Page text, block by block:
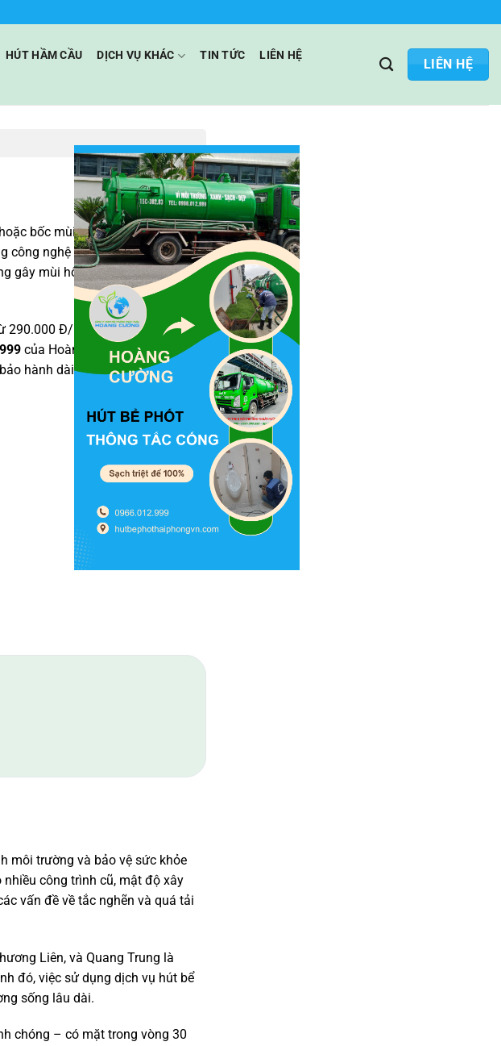
HÚT HẦM CẦU DỊCH VỤ KHÁC TIN TỨC
LIÊN HỆ
LIÊN HỆ
bốc mùi hôi thối khó chịu? Hãy
công nghệ hút chân không áp lực
gây mùi hôi. Với đội xe bồn đa
290.000 Đ/khối, miễn phí 100%
của Hoàng Cường để được tư
hành dài hạn lên đến 5 năm!
môi trường và bảo vệ sức khỏe
công trình cũ, mật độ xây
vấn đề về tắc nghẽn và quá tải
Liên, và Quang Trung là
đó, việc sử dụng dịch vụ hút bể
sống lâu dài.
chóng – có mặt trong vòng 30